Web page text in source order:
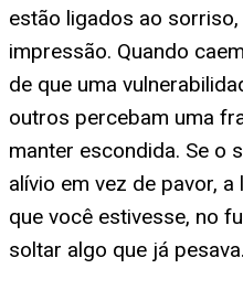
estão ligados ao
impressão. Quando
de que uma
outros percebam uma
manter escondida. Se o
alívio em vez de pavor,
que você estivesse, no
soltar algo que já pesava.